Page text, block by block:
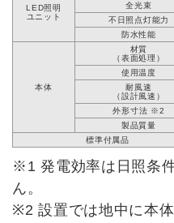
LED照明
ユニット
全光束
不日照点灯能力
防水性能
本体
材質
（表面処理）
使用温度
耐風速
（設計風速）
外形寸法 ※2
製品質量
標準付属品
※1 発電効率は日照条
ん。
※2 設置では地中に本